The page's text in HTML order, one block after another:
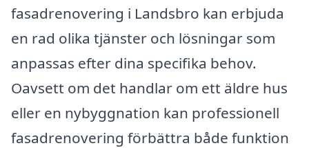
fasadrenovering i Landsbro kan erbjuda
en rad olika tjänster och lösningar som
anpassas efter dina specifika behov.
Oavsett om det handlar om ett äldre hus
eller en nybyggnation kan professionell
fasadrenovering förbättra både funktion